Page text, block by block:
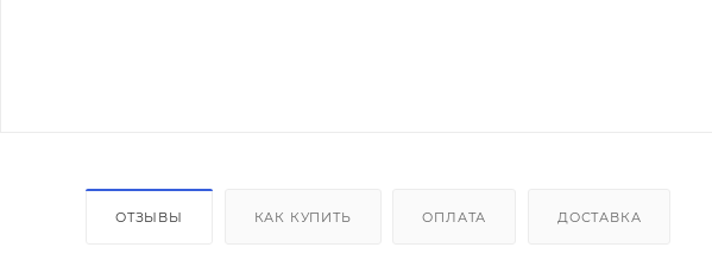
ОТЗЫВЫ КАК КУПИТЬ ОПЛАТА ДОСТАВКА